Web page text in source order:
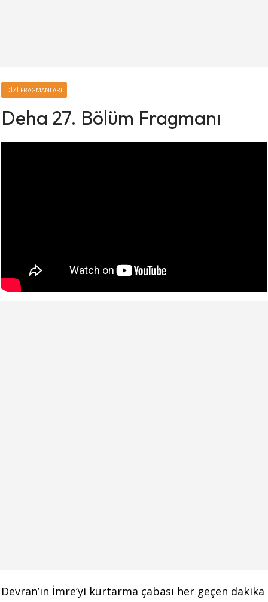
DIZI FRAGMANLARI
Deha 27. Bölüm Fragmanı
Devran’ın İmre’yi kurtarma çabası her geçen dakika